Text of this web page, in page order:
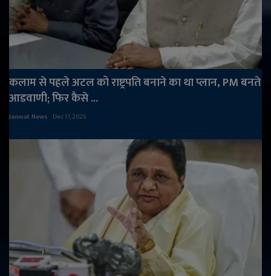
कलाम से पहले अटल को राष्ट्रपति बनाने का था प्लान, PM बनते
आडवाणी; फिर कैसे ...
Janmat News Dec 17, 2025